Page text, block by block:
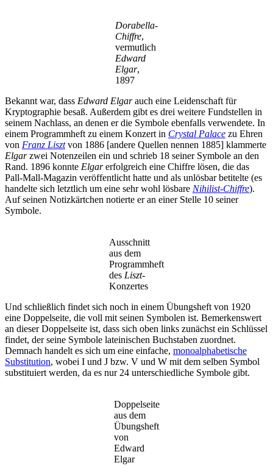
Dorabella-
Chiffre,
vermutlich
Edward
Elgar,
1897
Bekannt war, dass Edward Elgarauch eine Leidenschaft für
Kryptographie besaß. Außerdem gibt es drei weitere Fundstellen in
seinem Nachlass, an denen er die Symbole ebenfalls verwendete. In
einem Programmheft zu einem Konzert in Crystal Palace zu Ehren
von Franz Lisztvon 1886 [andere Quellen nennen 1885] klammerte
Elgarzwei Notenzeilen ein und schrieb 18 seiner Symbole an den
Rand. 1896 konnte Elgarerfolgreich eine Chiffre lösen, die das
Pall-Mall-Magazin veröffentlicht hatte und als unlösbar betitelte (es
handelte sich letztlich um eine sehr wohl lösbare Nihilist-Chiffre).
Auf seinen Notizkärtchen notierte er an einer Stelle 10 seiner
Symbole.
Ausschnitt
aus dem
Programmheft
des Liszt-
Konzertes
Und schließlich findet sich noch in einem Übungsheft von 1920
eine Doppelseite, die voll mit seinen Symbolen ist. Bemerkenswert
an dieser Doppelseite ist, dass sich oben links zunächst ein Schlüssel
findet, der seine Symbole lateinischen Buchstaben zuordnet.
Demnach handelt es sich um eine einfache, monoalphabetische
Substitution, wobei I und J bzw. V und W mit dem selben Symbol
substituiert werden, da es nur 24 unterschiedliche Symbole gibt.
Doppelseite
aus dem
Übungsheft
von
Edward
Elgar